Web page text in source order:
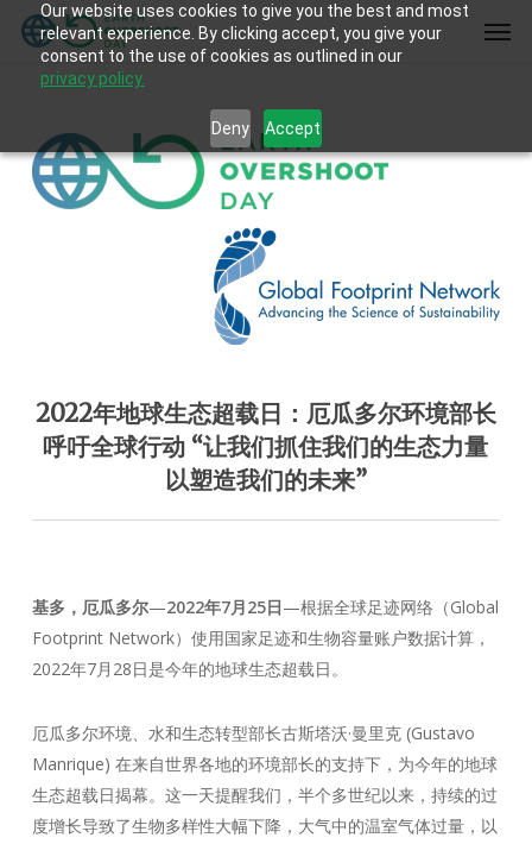
Our website uses cookies to give you the best and most
relevant experience. By clicking accept, you give your
consent to the use of cookies as outlined in our
privacy policy.
Deny Accept
Skip
2022年地球生态超载日：厄瓜多尔环境部长
呼吁全球行动 “让我们抓住我们的生态力量
以塑造我们的未来”
基多，厄瓜多尔—2022年7月25日—根据全球足迹网络（Global
Footprint Network）使用国家足迹和生物容量账户数据计算，
2022年7月28日是今年的地球生态超载日。
厄瓜多尔环境、水和生态转型部长古斯塔沃·曼里克 (Gustavo
Manrique) 在来自世界各地的环境部长的支持下，为今年的地球
生态超载日揭幕。这一天提醒我们，半个多世纪以来，持续的过
度增长导致了生物多样性大幅下降，大气中的温室气体过量，以